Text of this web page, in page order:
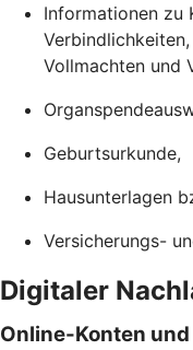
Informationen zu
Verbindlichkeiten,
Vollmachten und
Geburtsurkunde,
Hausunterlagen
Versicherungs-
Digitaler
Online-Konten